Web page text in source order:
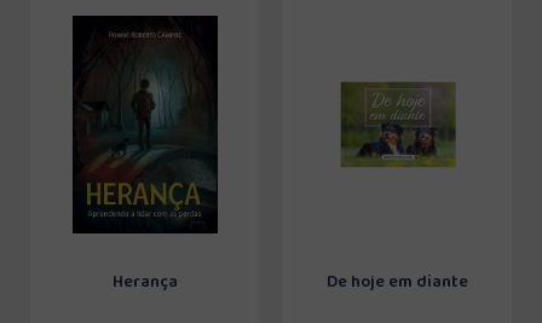
Herança De hoje em diante